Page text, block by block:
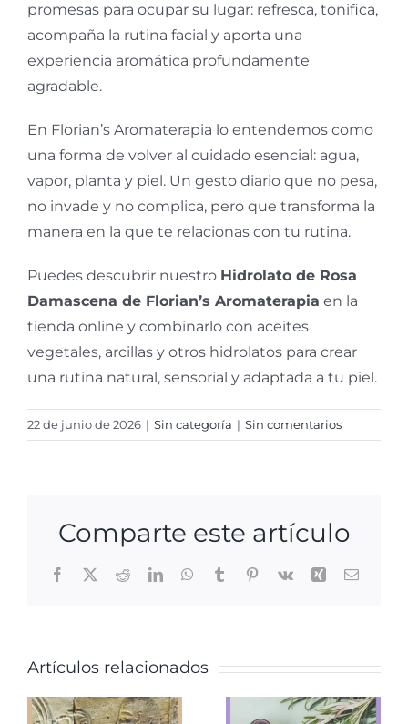
promesas para ocupar su lugar: refresca, tonifica,
acompaña la rutina facial y aporta una
experiencia aromática profundamente
agradable.
En Florian’s Aromaterapia lo entendemos como
una forma de volver al cuidado esencial: agua,
vapor, planta y piel. Un gesto diario que no pesa,
no invade y no complica, pero que transforma la
manera en la que te relacionas con tu rutina.
Puedes descubrir nuestro Hidrolato de Rosa
Damascena de Florian’s Aromaterapia en la
tienda online y combinarlo con aceites
vegetales, arcillas y otros hidrolatos para crear
una rutina natural, sensorial y adaptada a tu piel.
22 de junio de 2026 | Sin categoría | Sin comentarios
Comparte este artículo
Facebook
X RedditLinkedInWhatsApp
TumblrPinterest
Vk Xing Correo
Artículos relacionados
El
romero,